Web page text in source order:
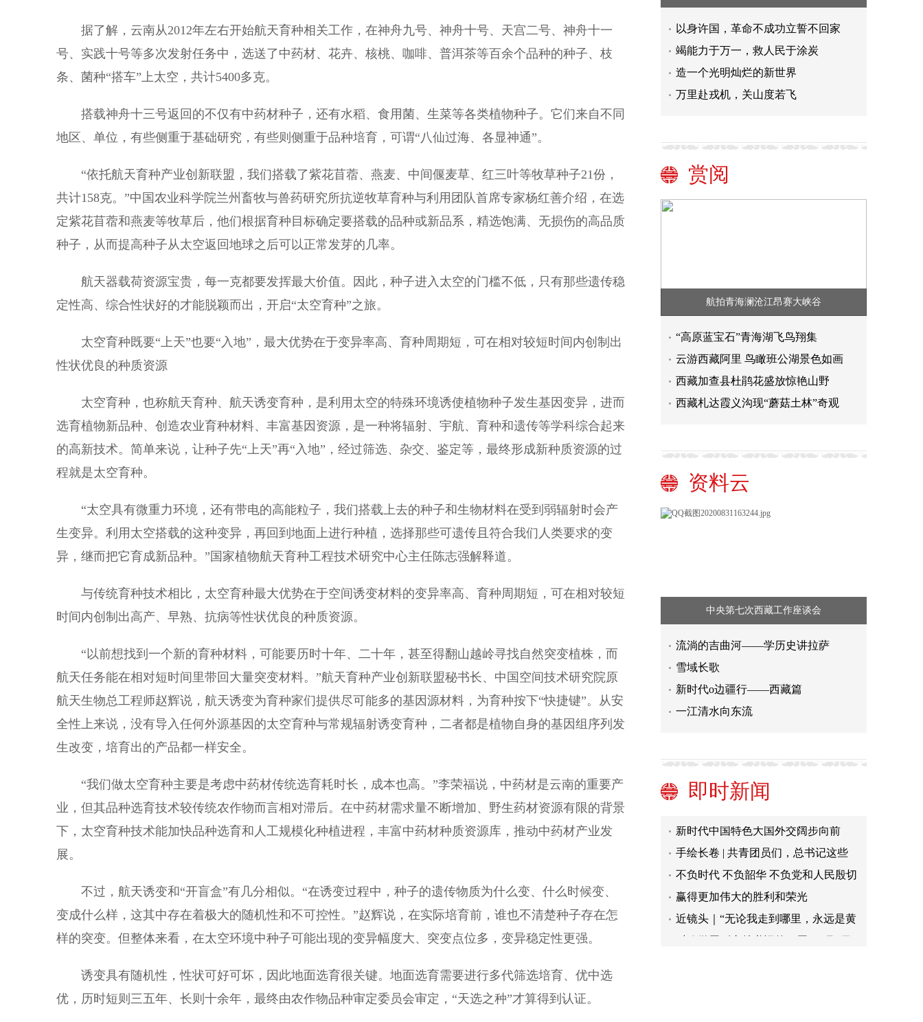
据了解，云南从2012年左右开始航天育种相关工作，在神舟九号、神舟十号、天宫二号、神舟十一
号、实践十号等多次发射任务中，选送了中药材、花卉、核桃、咖啡、普洱茶等百余个品种的种子、枝
条、菌种“搭车”上太空，共计5400多克。
搭载神舟十三号返回的不仅有中药材种子，还有水稻、食用菌、生菜等各类植物种子。它们来自不同
地区、单位，有些侧重于基础研究，有些则侧重于品种培育，可谓“八仙过海、各显神通”。
“依托航天育种产业创新联盟，我们搭载了紫花苜蓿、燕麦、中间偃麦草、红三叶等牧草种子21份，
共计158克。”中国农业科学院兰州畜牧与兽药研究所抗逆牧草育种与利用团队首席专家杨红善介绍，在选
定紫花苜蓿和燕麦等牧草后，他们根据育种目标确定要搭载的品种或新品系，精选饱满、无损伤的高品质
种子，从而提高种子从太空返回地球之后可以正常发芽的几率。
航天器载荷资源宝贵，每一克都要发挥最大价值。因此，种子进入太空的门槛不低，只有那些遗传稳
定性高、综合性状好的才能脱颖而出，开启“太空育种”之旅。
太空育种既要“上天”也要“入地”，最大优势在于变异率高、育种周期短，可在相对较短时间内创制出
性状优良的种质资源
太空育种，也称航天育种、航天诱变育种，是利用太空的特殊环境诱使植物种子发生基因变异，进而
选育植物新品种、创造农业育种材料、丰富基因资源，是一种将辐射、宇航、育种和遗传等学科综合起来
的高新技术。简单来说，让种子先“上天”再“入地”，经过筛选、杂交、鉴定等，最终形成新种质资源的过
程就是太空育种。
“太空具有微重力环境，还有带电的高能粒子，我们搭载上去的种子和生物材料在受到弱辐射时会产
生变异。利用太空搭载的这种变异，再回到地面上进行种植，选择那些可遗传且符合我们人类要求的变
异，继而把它育成新品种。”国家植物航天育种工程技术研究中心主任陈志强解释道。
与传统育种技术相比，太空育种最大优势在于空间诱变材料的变异率高、育种周期短，可在相对较短
时间内创制出高产、早熟、抗病等性状优良的种质资源。
“以前想找到一个新的育种材料，可能要历时十年、二十年，甚至得翻山越岭寻找自然突变植株，而
航天任务能在相对短时间里带回大量突变材料。”航天育种产业创新联盟秘书长、中国空间技术研究院原
航天生物总工程师赵辉说，航天诱变为育种家们提供尽可能多的基因源材料，为育种按下“快捷键”。从安
全性上来说，没有导入任何外源基因的太空育种与常规辐射诱变育种，二者都是植物自身的基因组序列发
生改变，培育出的产品都一样安全。
“我们做太空育种主要是考虑中药材传统选育耗时长，成本也高。”李荣福说，中药材是云南的重要产
业，但其品种选育技术较传统农作物而言相对滞后。在中药材需求量不断增加、野生药材资源有限的背景
下，太空育种技术能加快品种选育和人工规模化种植进程，丰富中药材种质资源库，推动中药材产业发
展。
不过，航天诱变和“开盲盒”有几分相似。“在诱变过程中，种子的遗传物质为什么变、什么时候变、
变成什么样，这其中存在着极大的随机性和不可控性。”赵辉说，在实际培育前，谁也不清楚种子存在怎
样的突变。但整体来看，在太空环境中种子可能出现的变异幅度大、突变点位多，变异稳定性更强。
诱变具有随机性，性状可好可坏，因此地面选育很关键。地面选育需要进行多代筛选培育、优中选
优，历时短则三五年、长则十余年，最终由农作物品种审定委员会审定，“天选之种”才算得到认证。
以身许国，革命不成功立誓不回家
竭能力于万一，救人民于涂炭
造一个光明灿烂的新世界
万里赴戎机，关山度若飞
赏阅
航拍青海澜沧江昂赛大峡谷
“高原蓝宝石”青海湖飞鸟翔集
云游西藏阿里 鸟瞰班公湖景色如画
西藏加查县杜鹃花盛放惊艳山野
西藏札达霞义沟现“蘑菇土林”奇观
资料云
中央第七次西藏工作座谈会
流淌的吉曲河——学历史讲拉萨
雪域长歌
新时代o边疆行——西藏篇
一江清水向东流
即时新闻
篇
退役军人事务部、教育部：做好首批
手绘长卷 | 共青团员们，总书记这些
话要牢记
不负时代 不负韶华 不负党和人民殷切
期望——写在中国共产主义青年团成
立一百周年之际
赢得更加伟大的胜利和荣光
近镜头｜“无论我走到哪里，永远是黄
土地的儿子”
时政微周刊丨总书记的一周（5月2日